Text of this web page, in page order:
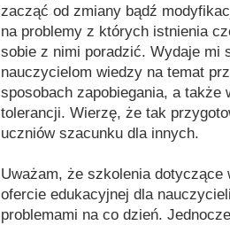
zacząć od zmiany bądź
na problemy z których istnienia
sobie z nimi poradzić. Wydaje mi
nauczycielom wiedzy na temat
sposobach zapobiegania, a
tolerancji. Wierzę, że tak
uczniów szacunku dla innych.
Uważam, że szkolenia
ofercie edukacyjnej dla
problemami na co dzień.